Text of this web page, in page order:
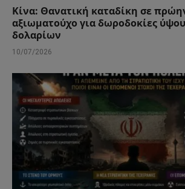
Κίνα: Θανατική καταδίκη σε
αξιωματούχο για δωροδοκίες
δολαρίων
10/07/2026